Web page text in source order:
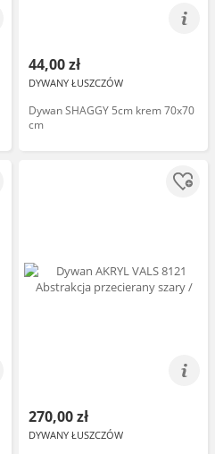
44,00 zł
DYWANY ŁUSZCZÓW
Dywan SHAGGY 5cm krem 70x70
cm
270,00 zł
DYWANY ŁUSZCZÓW